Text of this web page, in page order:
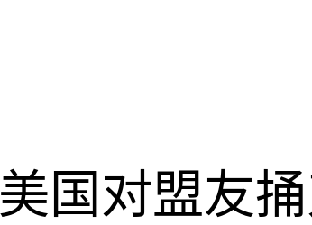
美国对盟友